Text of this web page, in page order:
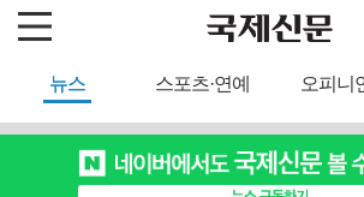
뉴스 스포츠·연예 오피니